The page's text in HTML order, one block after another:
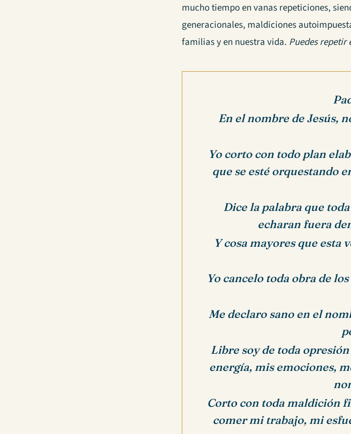
mucho tiempo en vanas repeticiones,
generacionales, maldiciones
familias y en nuestra vida. Puedes repetir
En el nombre de Jesús,
Yo corto con todo plan
que se esté orquestando
Dice la palabra que
echaran fuera
Y cosa mayores que esta
Yo cancelo toda obra de
Me declaro sano en el
Libre soy de toda
energía, mis emociones,
Corto con toda maldición
comer mi trabajo, mi